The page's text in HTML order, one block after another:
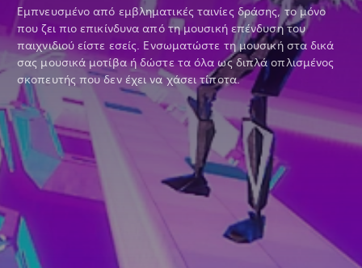
Εμπνευσμένο από εμβληματικές ταινίες δράσης, το μόνο
που ζει πιο επικίνδυνα από τη μουσική επένδυση του
παιχνιδιού είστε εσείς. Ενσωματώστε τη μουσική στα δικά
σας μουσικά μοτίβα ή δώστε τα όλα ως διπλά οπλισμένος
σκοπευτής που δεν έχει να χάσει τίποτα.